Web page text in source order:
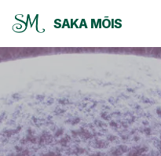
SAKA MÕIS